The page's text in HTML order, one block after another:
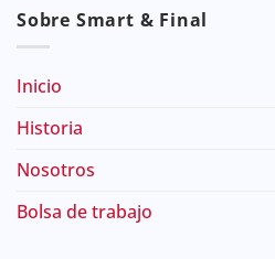
Sobre Smart & Final
Inicio
Historia
Nosotros
Bolsa de trabajo